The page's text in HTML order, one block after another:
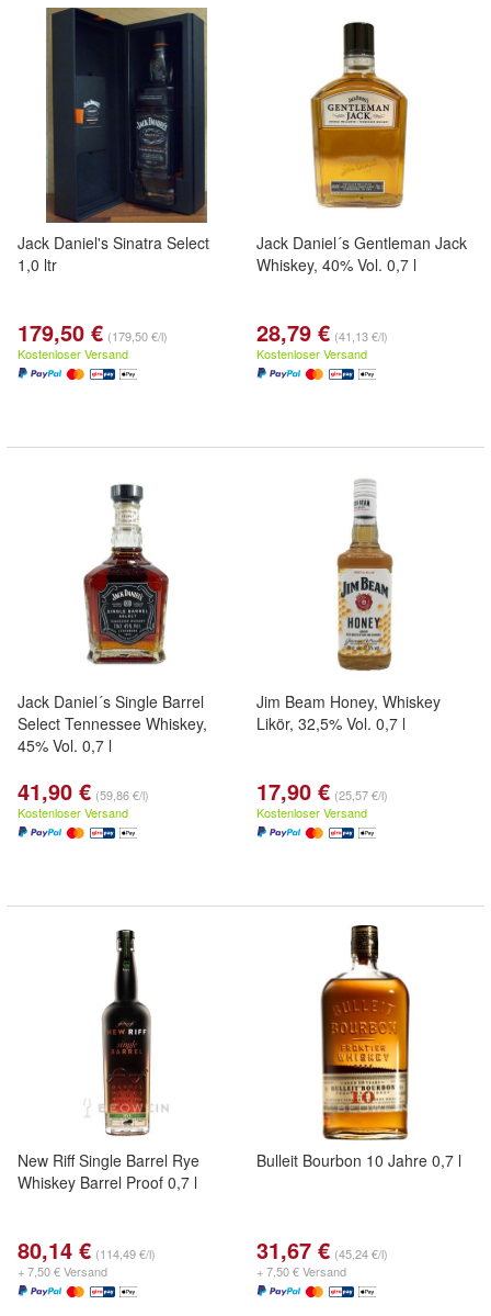
Jack Daniel's Sinatra Select
1,0 ltr
179,50 € (179,50 €/l)
Kostenloser Versand
Jack Daniel´s Gentleman Jack
Whiskey, 40% Vol. 0,7 l
28,79 € (41,13 €/l)
Kostenloser Versand
Jack Daniel´s Single Barrel
Select Tennessee Whiskey,
45% Vol. 0,7 l
41,90 € (59,86 €/l)
Kostenloser Versand
Jim Beam Honey, Whiskey
Likör, 32,5% Vol. 0,7 l
17,90 € (25,57 €/l)
Kostenloser Versand
New Riff Single Barrel Rye
Whiskey Barrel Proof 0,7 l
80,14 € (114,49 €/l)
+ 7,50 € Versand
Bulleit Bourbon 10 Jahre 0,7 l
31,67 € (45,24 €/l)
+ 7,50 € Versand